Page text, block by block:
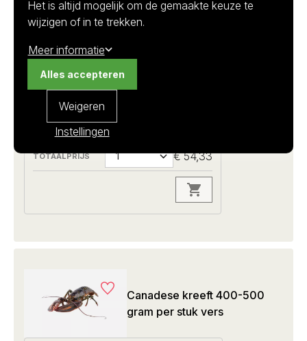
1.4 kilo per stuk I ca 1300-1500 gram
Homarus americanus
€ 54,33
Canadese kreeft 400-500
gram per stuk vers
Het is altijd mogelijk om de gemaakte keuze te
wijzigen of in te trekken.
Meer informatie
Instellingen
Weigeren
Alles accepteren